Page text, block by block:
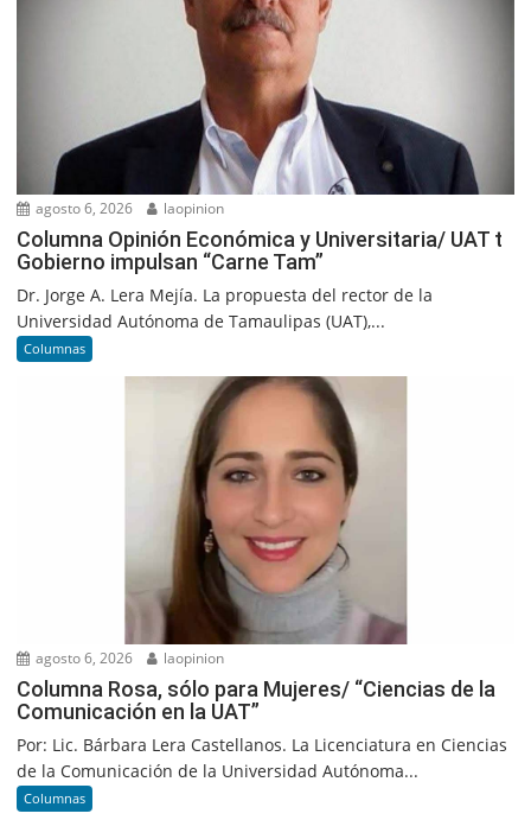
agosto 6, 2026 laopinion
Columna Opinión Económica y Universitaria/ UAT t
Gobierno impulsan “Carne Tam”
Dr. Jorge A. Lera Mejía. La propuesta del rector de la
Universidad Autónoma de Tamaulipas (UAT),...
Columnas
agosto 6, 2026 laopinion
Columna Rosa, sólo para Mujeres/ “Ciencias de la
Comunicación en la UAT”
Por: Lic. Bárbara Lera Castellanos. La Licenciatura en Ciencias
de la Comunicación de la Universidad Autónoma...
Columnas